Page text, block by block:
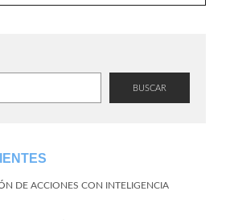
BUSCAR
DE ACCIONES CON INTELIGENCIA